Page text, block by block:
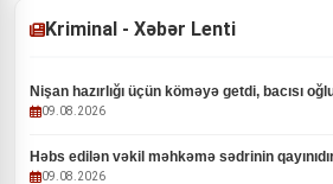
Kriminal - Xəbər Lenti
Nişan hazırlığı üçün köməyə getdi, bacısı
09.08.2026
Həbs edilən vəkil məhkəmə sədrinin
09.08.2026